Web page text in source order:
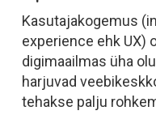
Kasutajakogemus
experience ehk UX)
digimaailmas üha
harjuvad
tehakse palju